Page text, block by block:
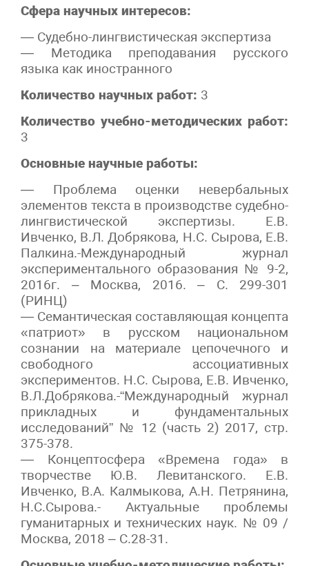
Сфера научных интересов:
— Судебно-лингвистическая экспертиза
— Методика преподавания русского
языка как иностранного
Количество научных работ: 3
Количество учебно-методических работ:
3
Основные научные работы:
— Проблема оценки невербальных
элементов текста в производстве судебно-
лингвистической экспертизы. Е.В.
Ивченко, В.Л. Добрякова, Н.С. Сырова, Е.В.
Палкина.-Международный журнал
экспериментального образования № 9-2,
2016г. – Москва, 2016. – С. 299-301
(РИНЦ)
— Семантическая составляющая концепта
«патриот» в русском национальном
сознании на материале цепочечного и
свободного ассоциативных
экспериментов. Н.С. Сырова, Е.В. Ивченко,
В.Л.Добрякова.-“Международный журнал
прикладных и фундаментальных
исследований” № 12 (часть 2) 2017, стр.
375-378.
— Концептосфера «Времена года» в
творчестве Ю.В. Левитанского. Е.В.
Ивченко, В.А. Калмыкова, А.Н. Петрянина,
Н.С.Сырова.- Актуальные проблемы
гуманитарных и технических наук. № 09 /
Москва, 2018 – С.28-31.